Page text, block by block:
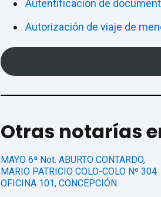
Autentificación de
Autorización de viaje de
Otras notarías
MAYO 6ª Not. ABURTO CONTARDO,
MARIO PATRICIO COLO-COLO Nº 304
OFICINA 101, CONCEPCIÓN